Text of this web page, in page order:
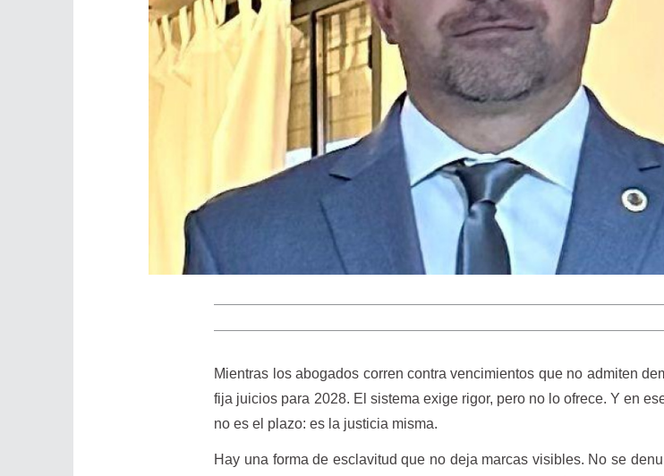
Mientras los abogados corren contra vencimientos que no admiten
fija juicios para 2028. El sistema exige rigor, pero no lo ofrece. Y en
no es el plazo: es la justicia misma.
Hay una forma de esclavitud que no deja marcas visibles. No se